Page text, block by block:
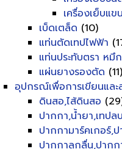
เครื่องเย็บแ
เบ็ดเตล็ด (10)
แท่นตัดเทปไฟฟ้า
แท่นประทับตรา หมึ
แผ่นยางรองตัด (11)
อุปกรณ์เพื่อการเขียนแล
ดินสอ,ไส้ดินสอ
ปากกา,น้ำยา,เทปล
ปากกามาร์คเกอร์,
ปากกาลูกลื่น,ปากก